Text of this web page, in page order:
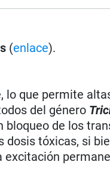
(enlace).
lo que permite
del género
bloqueo de los
tóxicas, si
excitación